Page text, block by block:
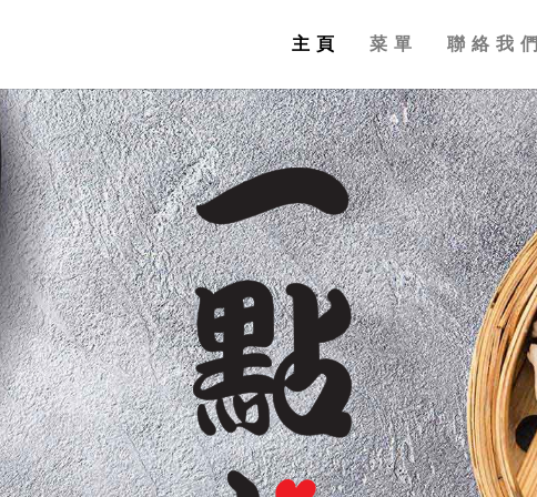
主頁 菜單 聯絡我們